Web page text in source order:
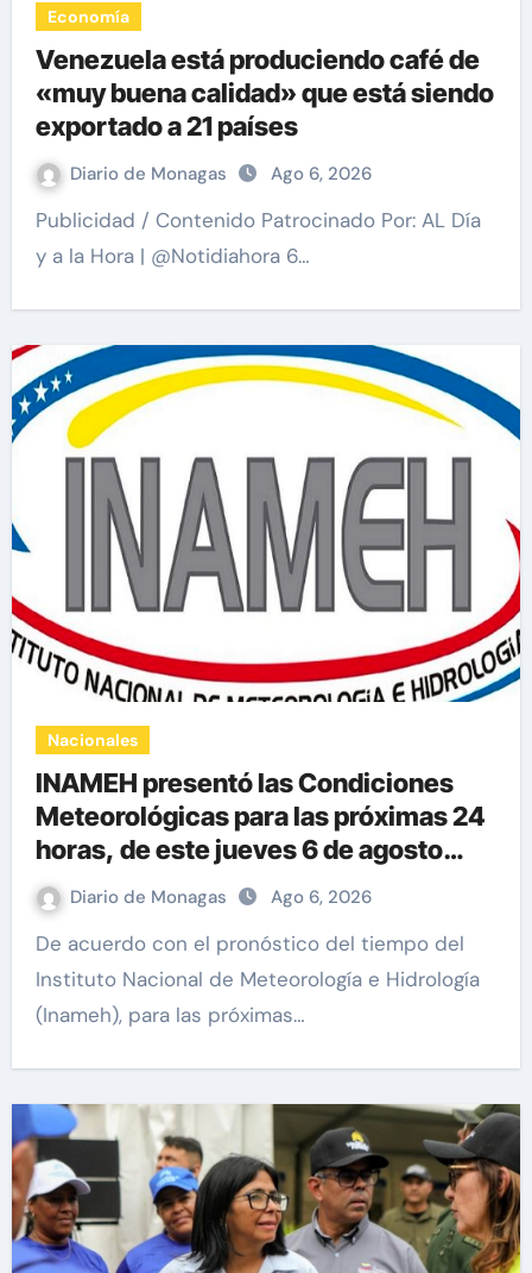
Economía
Venezuela está produciendo café de
«muy buena calidad» que está siendo
exportado a 21 países
Diario de Monagas Ago 6, 2026
Publicidad / Contenido Patrocinado Por: AL Día
y a la Hora | @Notidiahora 6…
Nacionales
INAMEH presentó las Condiciones
Meteorológicas para las próximas 24
horas, de este jueves 6 de agosto
2026Diario de Monagas Ago 6, 2026
De acuerdo con el pronóstico del tiempo del
Instituto Nacional de Meteorología e Hidrología
(Inameh), para las próximas…